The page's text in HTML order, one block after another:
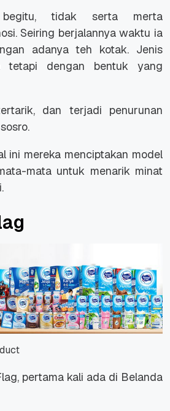
tidak serta merta
Seiring berjalannya waktu ia
adanya teh kotak. Jenis
tetapi dengan bentuk yang
dan terjadi penurunan
ini mereka menciptakan model
mata untuk menarik minat
pertama kali ada di Belanda